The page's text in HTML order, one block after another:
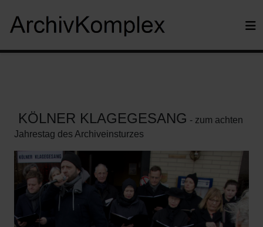
KÖLNER KLAGEGESANG - zum achten
Jahrestag des Archiveinsturzes